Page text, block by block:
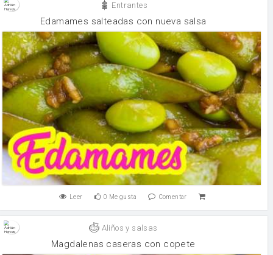
Entrantes
Edamames salteadas con nueva salsa
Leer 0 Me gusta Comentar
Aliños y salsas
Magdalenas caseras con copete